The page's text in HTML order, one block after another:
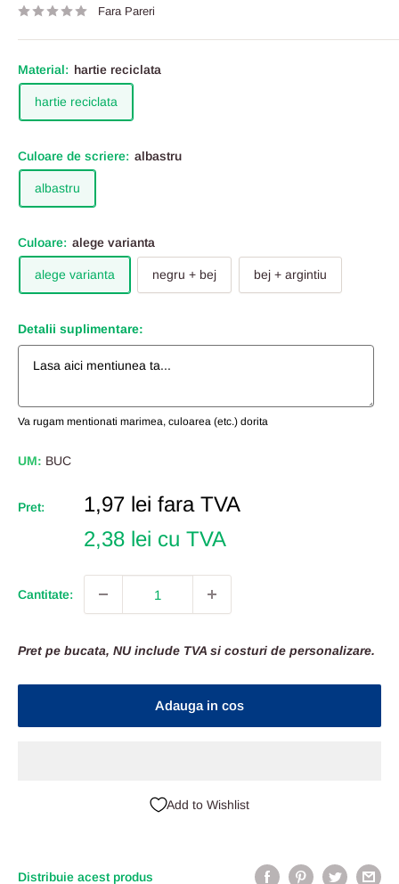
Fara Pareri
Material: hartie reciclata
hartie reciclata
Culoare de scriere: albastru
albastru
Culoare: alege varianta
alege varianta negru + bej bej + argintiu
Detalii suplimentare:
Va rugam mentionati marimea, culoarea (etc.) dorita
UM: BUC
Pret:
Pret
Redus
1,97 lei fara TVA
2,38 lei cu TVA
Cantitate:
Pret pe bucata, NU include TVA si costuri de personalizare.
Adauga in cos
Add to Wishlist
Distribuie acest produs